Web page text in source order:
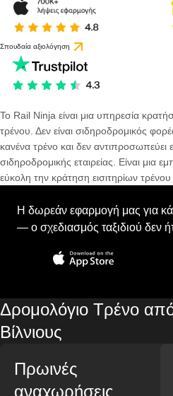
Σπουδαία αξιολόγηση
Το Rail Ninja είναι μια υπηρεσία
τρένου. Δεν είναι σιδηροδρομικός
κανένα τρένο και δεν αντιπροσωπεύει
σιδηροδρομικής εταιρείας. Είναι μια
εύκολη την κράτηση εισιτηρίων τρένου
Η δωρεάν εφαρμογή μας για
— ο σχεδιασμός ταξιδιού δεν
Δρομολόγιο Τρένο
Βίλνιους
Πρωινές
αναχωρήσεις